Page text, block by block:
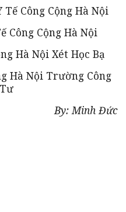
By: Minh Đức